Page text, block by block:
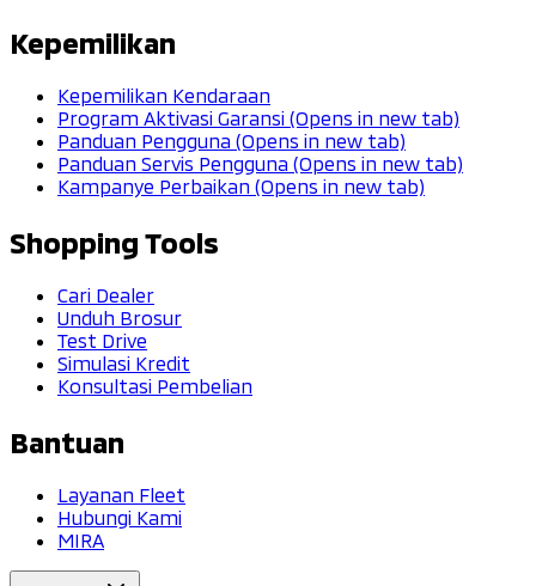
Kepemilikan
Kepemilikan Kendaraan
Program Aktivasi Garansi (Opens in new tab)
Panduan Pengguna (Opens in new tab)
Panduan Servis Pengguna (Opens in new tab)
Kampanye Perbaikan (Opens in new tab)
Shopping Tools
Cari Dealer
Unduh Brosur
Test Drive
Simulasi Kredit
Konsultasi Pembelian
Bantuan
Layanan Fleet
Hubungi Kami
MIRA